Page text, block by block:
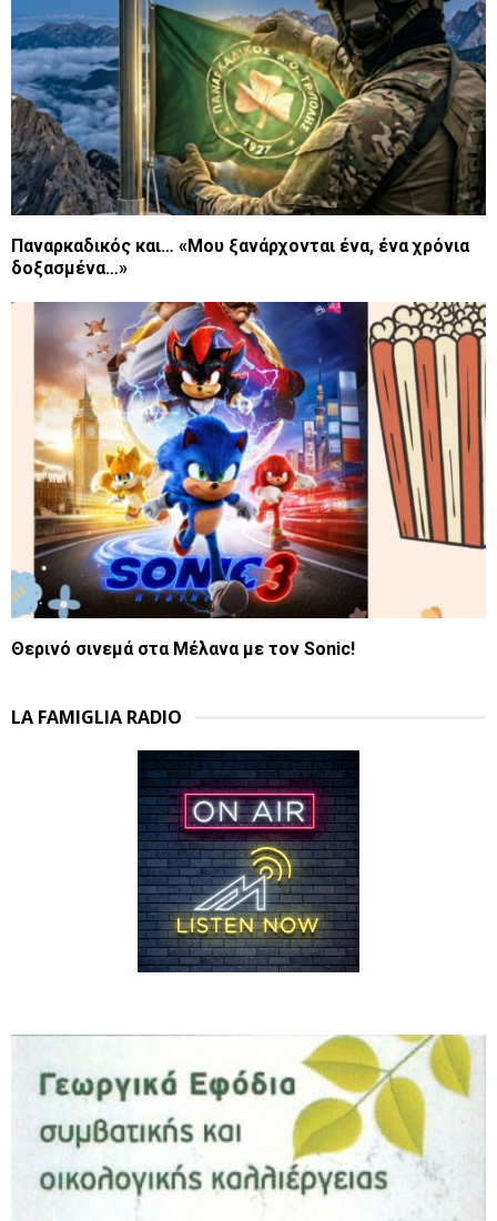
Παναρκαδικός και… «Μου ξανάρχονται ένα, ένα χρόνια
δοξασμένα…»
Θερινό σινεμά στα Μέλανα με τον Sonic!
LA FAMIGLIA RADIO